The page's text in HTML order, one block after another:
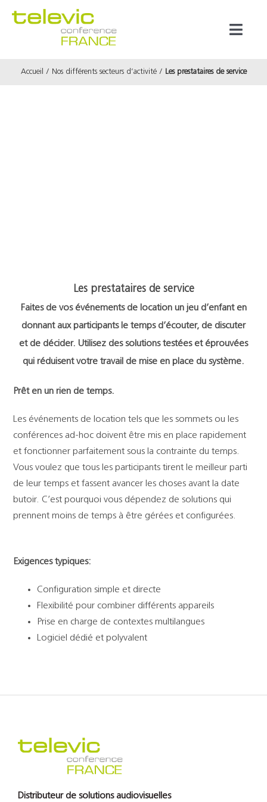
Produits
Accueil Nos différents secteurs d’activité Les prestataires de service
Les prestataires de service
Faites de vos événements de location un jeu d’enfant en
donnant aux participants le temps d’écouter, de discuter
et de décider. Utilisez des solutions testées et éprouvées
qui réduisent votre travail de mise en place du système.
Prêt en un rien de temps.
Les événements de location tels que les sommets ou les
conférences ad-hoc doivent être mis en place rapidement
et fonctionner parfaitement sous la contrainte du temps.
Vous voulez que tous les participants tirent le meilleur parti
de leur temps et fassent avancer les choses avant la date
butoir. C’est pourquoi vous dépendez de solutions qui
prennent moins de temps à être gérées et configurées.
Exigences typiques:
Configuration simple et directe
Flexibilité pour combiner différents appareils
Prise en charge de contextes multilangues
Logiciel dédié et polyvalent
Distributeur de solutions audiovisuelles